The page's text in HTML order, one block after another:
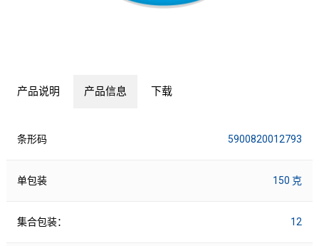
产品说明 产品信息 下载
条形码 5900820012793
单包装 150 克
集合包装： 12